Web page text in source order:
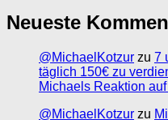
Neueste
@MichaelKotzur zu 7
täglich 150€ zu
Michaels Reaktion
@MichaelKotzur zu